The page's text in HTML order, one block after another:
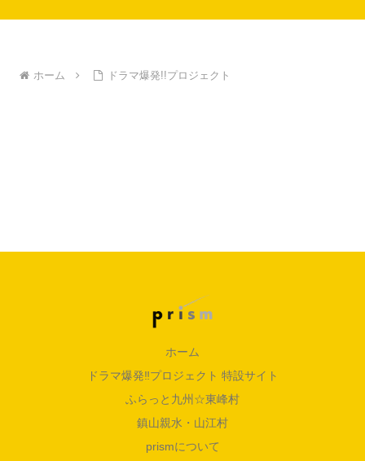
ホーム ドラマ爆発!!プロジェクト
ホーム
ドラマ爆発‼︎プロジェクト 特設サイト
ふらっと九州☆東峰村
鎮山親水・山江村
prismについて